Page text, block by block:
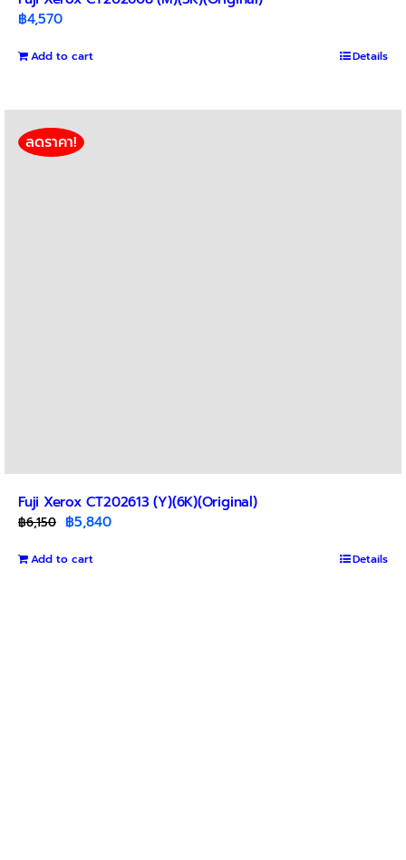
฿4,570
Add to cart Details
ลดราคา!
Fuji Xerox CT202613 (Y)(6K)(Original)
฿6,150 Original
was:
฿5,840Current
Add to cart Details